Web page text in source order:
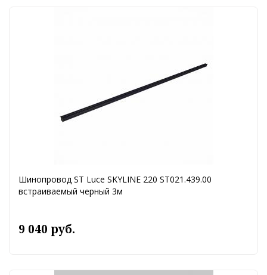
Шинопровод ST Luce SKYLINE 220 ST021.439.00
встраиваемый черный 3м
9 040 руб.